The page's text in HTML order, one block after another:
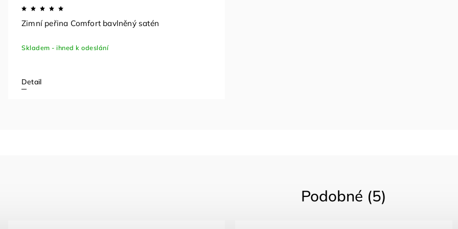
Zimní peřina Comfort bavlněný satén
Skladem - ihned k odeslání
Detail
Podobné (5)